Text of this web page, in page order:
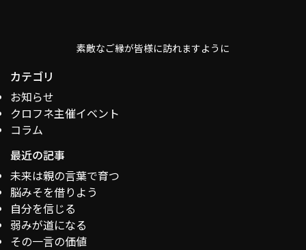
素敵なご縁が皆様に訪れますように
カテゴリ
お知らせ
クロフネ主催イベント
コラム
最近の記事
未来は親の言葉で育つ
脳みそを借りよう
自分を信じる
弱みが道になる
その一言の価値